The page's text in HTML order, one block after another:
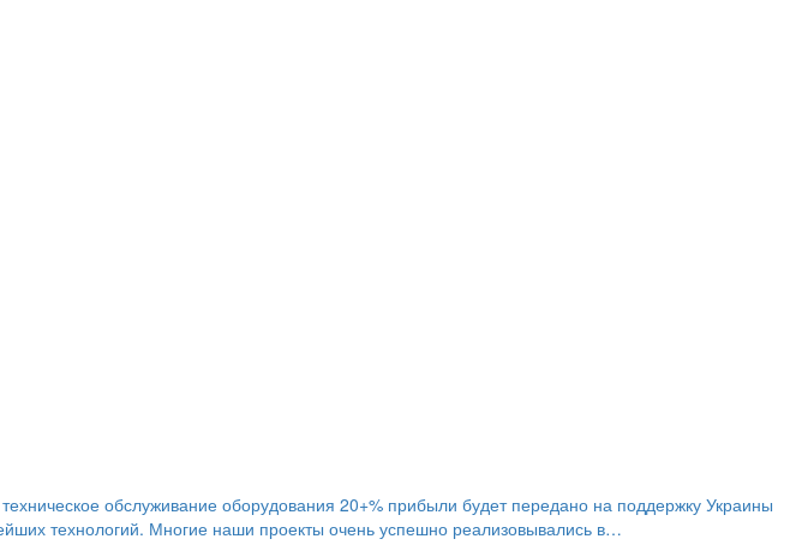
обслуживание оборудования 20+% прибыли будет передано на поддержку Украины
технологий. Многие наши проекты очень успешно реализовывались в…